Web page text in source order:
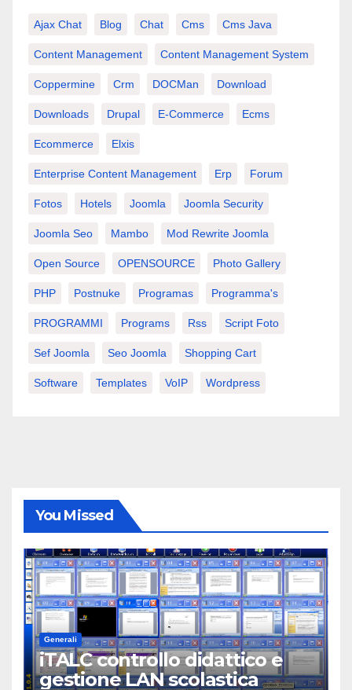
Ajax Chat Blog Chat Cms Cms Java
Content Management Content Management System
Coppermine Crm DOCMan Download
Downloads Drupal E-Commerce Ecms
Ecommerce Elxis
Enterprise Content Management Erp Forum
Fotos Hotels Joomla Joomla Security
Joomla Seo Mambo Mod Rewrite Joomla
Open Source OPENSOURCE Photo Gallery
PHP Postnuke Programas Programma's
PROGRAMMI Programs Rss Script Foto
Sef Joomla Seo Joomla Shopping Cart
Software Templates VoIP Wordpress
You Missed
Generali
iTALC controllo didattico e
gestione LAN scolastica